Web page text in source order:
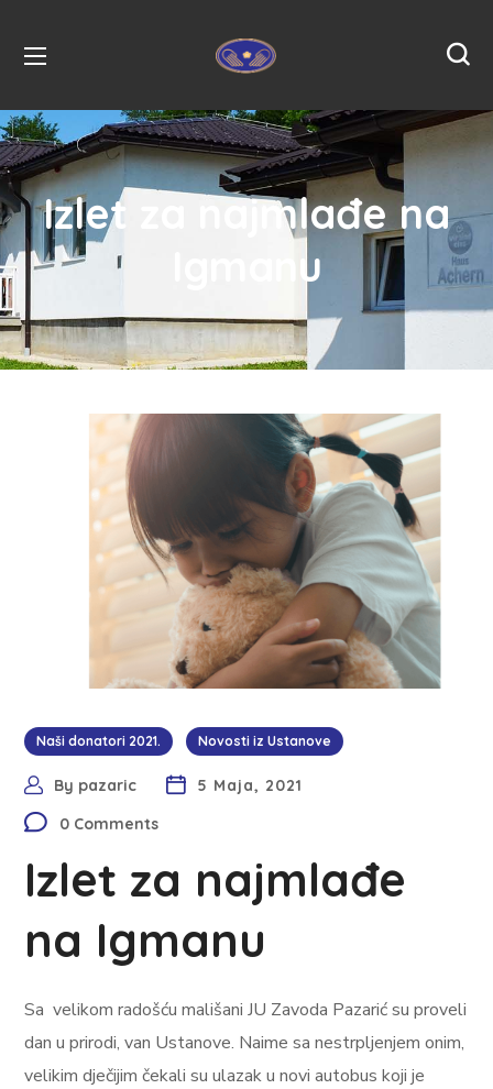
Izlet za najmlađe na
Igmanu
Naši donatori 2021. Novosti iz Ustanove
By pazaric
5 Maja, 2021
0 Comments
Izlet za najmlađe
na Igmanu
Sa velikom radošću mališani JU Zavoda Pazarić su proveli
dan u prirodi, van Ustanove. Naime sa nestrpljenjem onim,
velikim dječijim čekali su ulazak u novi autobus koji je